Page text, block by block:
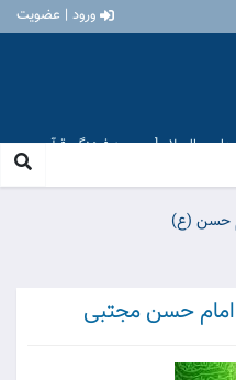
ورود | عضویت
علیهم السلام [ موسسه فرهنگی قرآن و
حسن (ع)
امام حسن مجتبی